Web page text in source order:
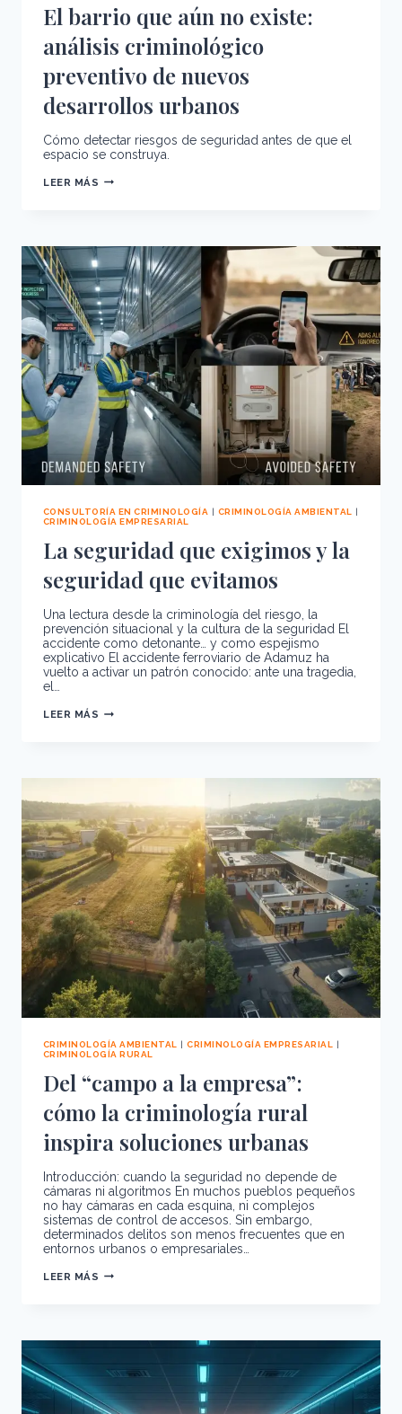
El barrio que aún no existe:
análisis criminológico
preventivo de nuevos
desarrollos urbanos
Cómo detectar riesgos de seguridad antes de que el
espacio se construya.
LEER MÁS EL
ANÁLISIS
CRIMINOLÓGICO
PREVENTIVO
DE
NUEVOS
DESARROLLOS
URBANOS
CONSULTORÍA EN CRIMINOLOGÍA CRIMINOLOGÍA AMBIENTAL
CRIMINOLOGÍA EMPRESARIAL
La seguridad que exigimos y la
seguridad que evitamos
Una lectura desde la criminología del riesgo, la
prevención situacional y la cultura de la seguridad El
accidente como detonante… y como espejismo
explicativo El accidente ferroviario de Adamuz ha
vuelto a activar un patrón conocido: ante una tragedia,
el…
LEER MÁS LA
SEGURIDAD
EVITAMOS
CRIMINOLOGÍA AMBIENTAL |CRIMINOLOGÍA EMPRESARIAL |
CRIMINOLOGÍA RURAL
Del “campo a la empresa”:
cómo la criminología rural
inspira soluciones urbanas
Introducción: cuando la seguridad no depende de
cámaras ni algoritmos En muchos pueblos pequeños
no hay cámaras en cada esquina, ni complejos
sistemas de control de accesos. Sin embargo,
determinados delitos son menos frecuentes que en
entornos urbanos o empresariales…
LEER MÁS DEL
LA
INSPIRA
SOLUCIONES
URBANAS